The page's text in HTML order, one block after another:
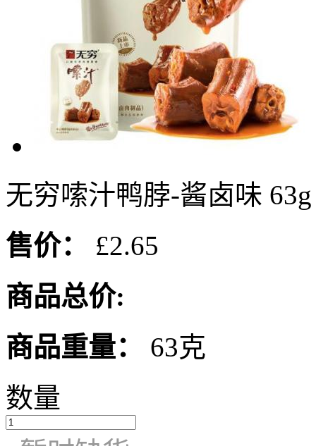
无穷嗦汁鸭脖-酱卤味 63g
售价：
£2.65
商品总价:
商品重量：
63克
数量